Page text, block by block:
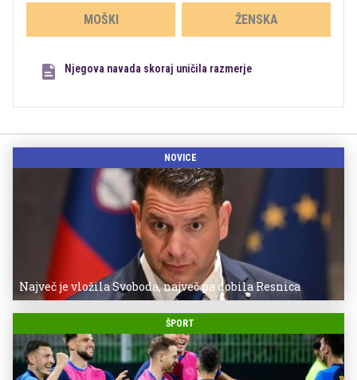
MOŠKI ŽENSKA
Njegova navada skoraj uničila razmerje
NOVICE
Največ je vložila Svoboda, največ pa dobila Resnica
ŠPORT